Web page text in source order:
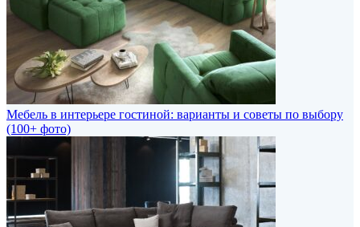
Мебель в интерьере гостиной: варианты и советы по выбору
(100+ фото)